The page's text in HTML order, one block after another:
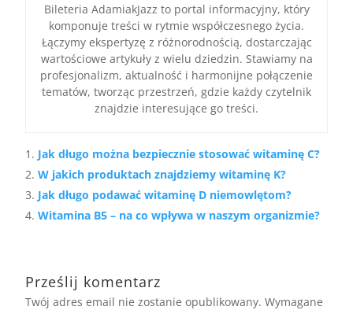
Bileteria AdamiakJazz to portal informacyjny, który
komponuje treści w rytmie współczesnego życia.
Łączymy ekspertyzę z różnorodnością, dostarczając
wartościowe artykuły z wielu dziedzin. Stawiamy na
profesjonalizm, aktualność i harmonijne połączenie
tematów, tworząc przestrzeń, gdzie każdy czytelnik
znajdzie interesujące go treści.
Jak długo można bezpiecznie stosować witaminę C?
W jakich produktach znajdziemy witaminę K?
Jak długo podawać witaminę D niemowlętom?
Witamina B5 – na co wpływa w naszym organizmie?
Prześlij komentarz
Twój adres email nie zostanie opublikowany. Wymagane